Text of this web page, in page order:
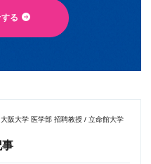
る
阪大学 医学部 招聘教授 / 立命館大学
事